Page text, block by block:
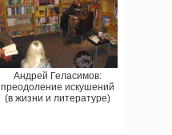
Андрей Геласимов:
преодоление искушений
(в жизни и литературе)